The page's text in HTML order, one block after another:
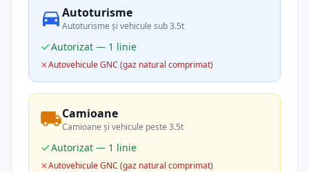
Autoturisme
Autoturisme și vehicule sub 3.5t
Autorizat — 1 linie
Autovehicule GNC (gaz natural comprimat)
Camioane
Camioane și vehicule peste 3.5t
Autorizat — 1 linie
Autovehicule GNC (gaz natural comprimat)